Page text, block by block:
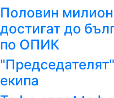
Половин
достигат до
по ОПИК
екипа